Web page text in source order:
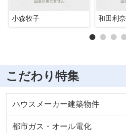
小森牧子 和田利奈
こだわり特集
ハウスメーカー建築物件
都市ガス・オール電化